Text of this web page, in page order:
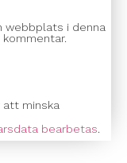
webbplats i denna
att minska
bearbetas.